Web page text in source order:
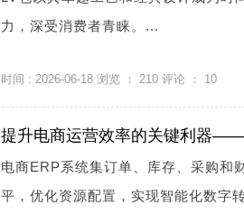
力，深受消费者青睐。...
时间 : 2026-06-18 浏览 ： 210 评论 ： 10
提升电商运营效率的关键利器
电商ERP系统集订单、库存、采购和
平，优化资源配置，实现智能化数字